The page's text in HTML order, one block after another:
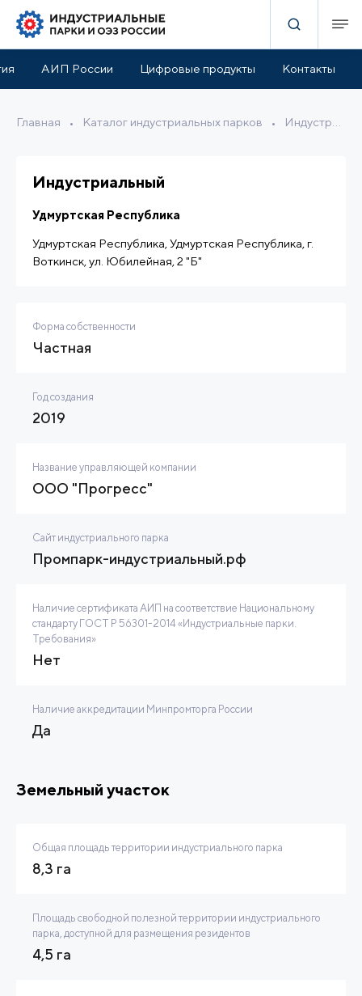
АИП России Цифровые продукты Контакты
Главная • Каталог индустриальных парков •
Инфраструктура парка Расположение
Индустриальный
Удмуртская Республика
Удмуртская Республика, Удмуртская Республика, г.
Воткинск, ул. Юбилейная, 2 "Б"
Форма собственности
Частная
Год создания
2019
Название управляющей компании
ООО "Прогресс"
Сайт индустриального парка
Промпарк-индустриальный.рф
Наличие сертификата АИП на соответствие Национальному
стандарту ГОСТ Р 56301-2014 «Индустриальные парки.
Требования»
Нет
Наличие аккредитации Минпромторга России
Да
Земельный участок
Общая площадь территории индустриального парка
8,3 га
Площадь свободной полезной территории индустриального
парка, доступной для размещения резидентов
4,5 га